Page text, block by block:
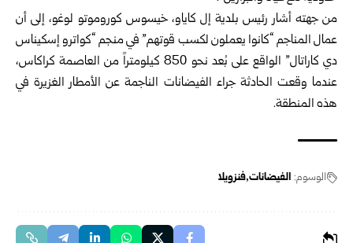
من جهته أشار رئيس بلدية إل كاياو، خيسوس كوروموتو لوغو، إلى أن
عمال المناجم “كانوا يعملون لكسب قوتهم” في منجم “كواترو إسكيناس
دي كاراتال” الواقع على بُعد نحو 850 كيلومتراً من العاصمة كراكاس،
عندما وقعت الحادثة جراء الفيضانات الناجمة عن الأمطار الغزيرة في
هذه المنطقة.
الوسوم: الفيضانات فنزويلا